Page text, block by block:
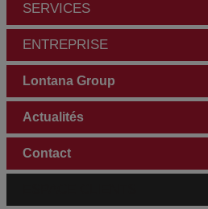
SERVICES
ENTREPRISE
Lontana Group
Actualités
Contact